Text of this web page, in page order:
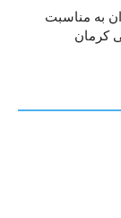
به مناسبت
کرمان